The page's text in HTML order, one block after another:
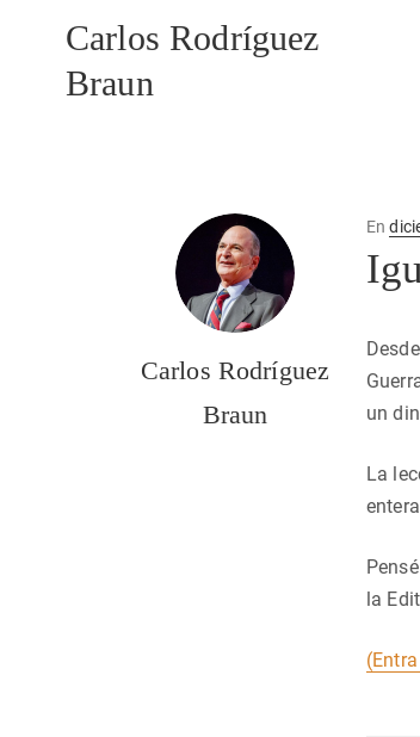
Carlos Rodríguez
Braun
Carlos Rodríguez
Braun
En
un
La
la